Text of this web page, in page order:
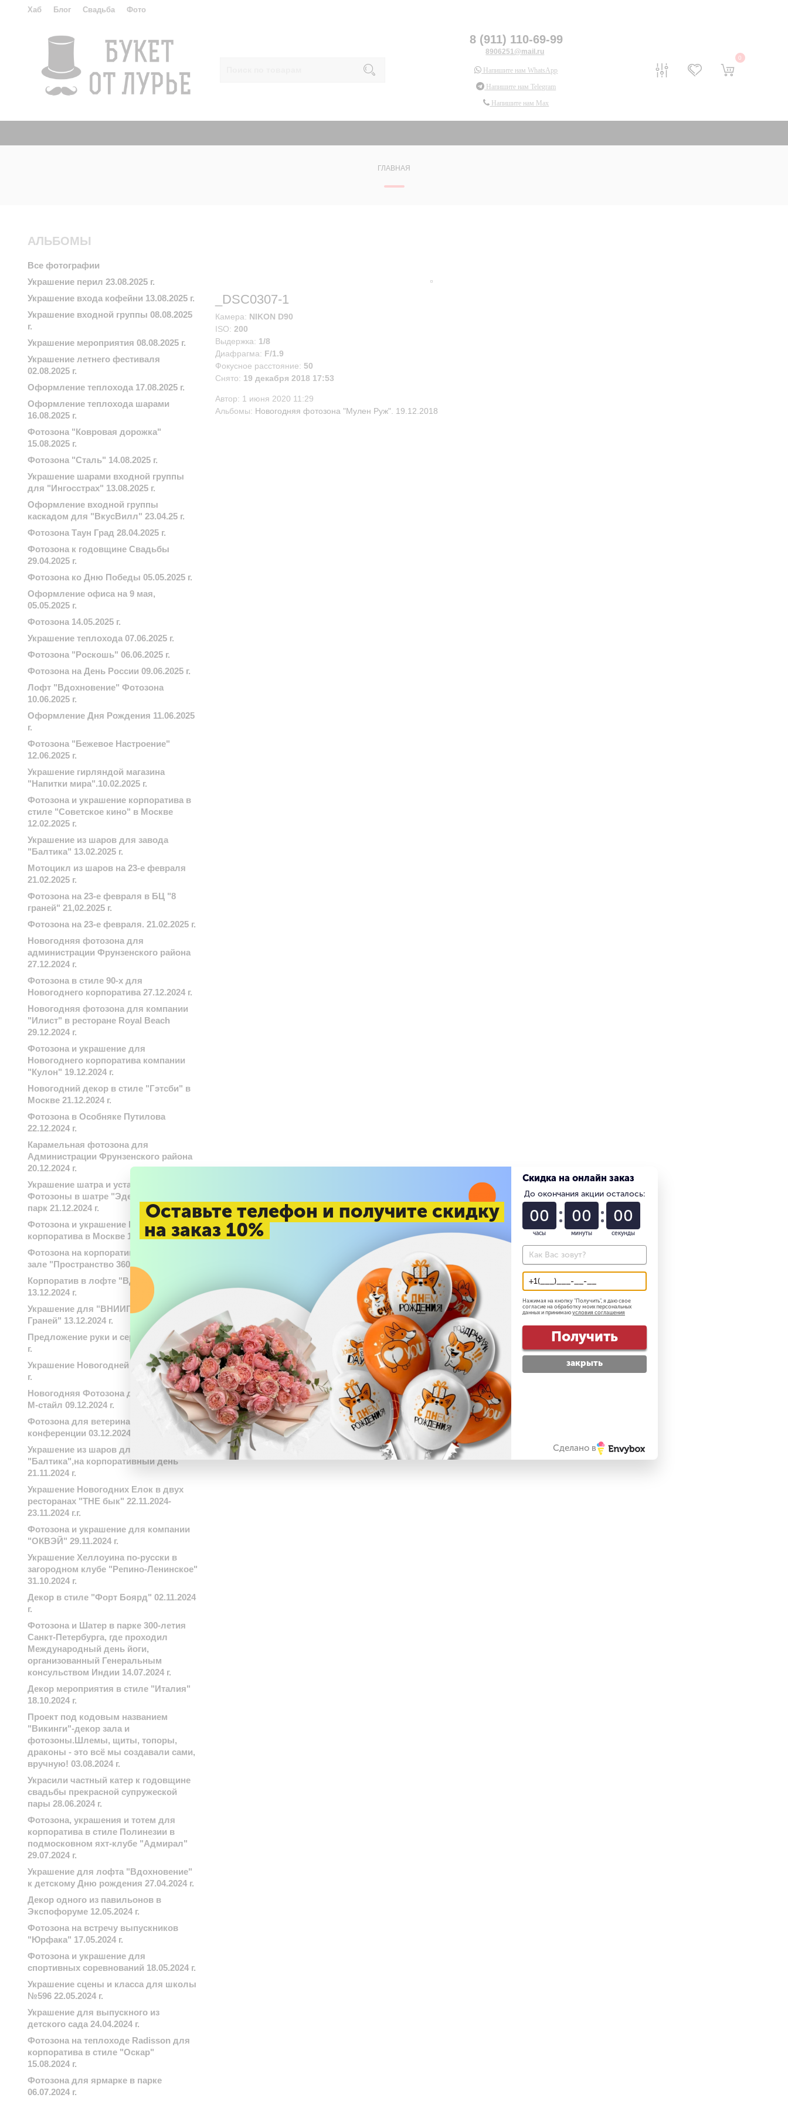
Хаб Блог Свадьба Фото
8 (911) 110-69-99
8906251@mail.ru
Напишите нам WhatsApp
Напишите нам Telegram
Напишите нам Max
0
ГЛАВНАЯ
АЛЬБОМЫ
Все фотографии
Украшение перил 23.08.2025 г.
Украшение входа кофейни 13.08.2025 г.
Украшение входной группы 08.08.2025
г.
Украшение мероприятия 08.08.2025 г.
Украшение летнего фестиваля
02.08.2025 г.
Оформление теплохода 17.08.2025 г.
Оформление теплохода шарами
16.08.2025 г.
Фотозона "Ковровая дорожка"
15.08.2025 г.
Фотозона "Сталь" 14.08.2025 г.
Украшение шарами входной группы
для "Ингосстрах" 13.08.2025 г.
Оформление входной группы
каскадом для "ВкусВилл" 23.04.25 г.
Фотозона Таун Град 28.04.2025 г.
Фотозона к годовщине Свадьбы
29.04.2025 г.
Фотозона ко Дню Победы 05.05.2025 г.
Оформление офиса на 9 мая,
05.05.2025 г.
Фотозона 14.05.2025 г.
Украшение теплохода 07.06.2025 г.
Фотозона "Роскошь" 06.06.2025 г.
Фотозона на День России 09.06.2025 г.
Лофт "Вдохновение" Фотозона
10.06.2025 г.
Оформление Дня Рождения 11.06.2025
г.
Фотозона "Бежевое Настроение"
12.06.2025 г.
Украшение гирляндой магазина
"Напитки мира".10.02.2025 г.
Фотозона и украшение корпоратива в
стиле "Советское кино" в Москве
12.02.2025 г.
Украшение из шаров для завода
"Балтика" 13.02.2025 г.
Мотоцикл из шаров на 23-е февраля
21.02.2025 г.
Фотозона на 23-е февраля в БЦ "8
граней" 21,02.2025 г.
Фотозона на 23-е февраля. 21.02.2025 г.
Новогодняя фотозона для
администрации Фрунзенского района
27.12.2024 г.
Фотозона в стиле 90-х для
Новогоднего корпоратива 27.12.2024 г.
Новогодняя фотозона для компании
"Илист" в ресторане Royal Beach
29.12.2024 г.
Фотозона и украшение для
Новогоднего корпоратива компании
"Кулон" 19.12.2024 г.
Новогодний декор в стиле "Гэтсби" в
Москве 21.12.2024 г.
Фотозона в Особняке Путилова
22.12.2024 г.
Карамельная фотозона для
Администрации Фрунзенского района
20.12.2024 г.
Украшение шатра и установка
Фотозоны в шатре "Эдельвейс"-Охта
парк 21.12.2024 г.
Фотозона и украшение Новогоднего
корпоратива в Москве 17.12.2024 г.
Фотозона на корпоратив в банкетном
зале "Пространство 360". 17.12.2024 г.
Корпоратив в лофте "Вдохновение"
13.12.2024 г.
Украшение для "ВНИИГАЗ" Бц "8
Граней" 13.12.2024 г.
Предложение руки и сердца 13.12.2024
г.
Украшение Новогодней елки 03.12.2024
г.
Новогодняя Фотозона для компании
М-стайл 09.12.2024 г.
Фотозона для ветеринарной
конференции 03.12.2024 г.
Украшение из шаров для завода
"Балтика",на корпоративный день
21.11.2024 г.
Украшение Новогодних Елок в двух
ресторанах "THE бык" 22.11.2024-
23.11.2024 г.г.
Фотозона и украшение для компании
"ОКВЭЙ" 29.11.2024 г.
Украшение Хеллоуина по-русски в
загородном клубе "Репино-Ленинское"
31.10.2024 г.
Декор в стиле "Форт Боярд" 02.11.2024
г.
Фотозона и Шатер в парке 300-летия
Санкт-Петербурга, где проходил
Международный день йоги,
организованный Генеральным
консульством Индии 14.07.2024 г.
Декор мероприятия в стиле "Италия"
18.10.2024 г.
Проект под кодовым названием
"Викинги"-декор зала и
фотозоны.Шлемы, щиты, топоры,
драконы - это всё мы создавали сами,
вручную! 03.08.2024 г.
Украсили частный катер к годовщине
свадьбы прекрасной супружеской
пары 28.06.2024 г.
Фотозона, украшения и тотем для
корпоратива в стиле Полинезии в
подмосковном яхт-клубе "Адмирал"
29.07.2024 г.
Украшение для лофта "Вдохновение"
к детскому Дню рождения 27.04.2024 г.
Декор одного из павильонов в
Экспофоруме 12.05.2024 г.
Фотозона на встречу выпускников
"Юрфака" 17.05.2024 г.
Фотозона и украшение для
спортивных соревнований 18.05.2024 г.
Украшение сцены и класса для школы
№596 22.05.2024 г.
Украшение для выпускного из
детского сада 24.04.2024 г.
Фотозона на теплоходе Radisson для
корпоратива в стиле "Оскар"
15.08.2024 г.
Фотозона для ярмарке в парке
06.07.2024 г.
_DSC0307-1
Камера: NIKON D90
ISO: 200
Выдержка: 1/8
Диафрагма: F/1.9
Фокусное расстояние: 50
Снято: 19 декабря 2018 17:53
Автор: 1 июня 2020 11:29
Альбомы: Новогодняя фотозона "Мулен Руж". 19.12.2018
Оставьте телефон и получите скидку
на заказ 10%
Скидка на онлайн заказ
До окончания акции осталось:
01
часы
22
минуты
58
секунды
Нажимая на кнопку "Получить", я даю свое
согласие на обработку моих персональных
данных и принимаю условия соглашения
Получить
закрыть
Сделано в